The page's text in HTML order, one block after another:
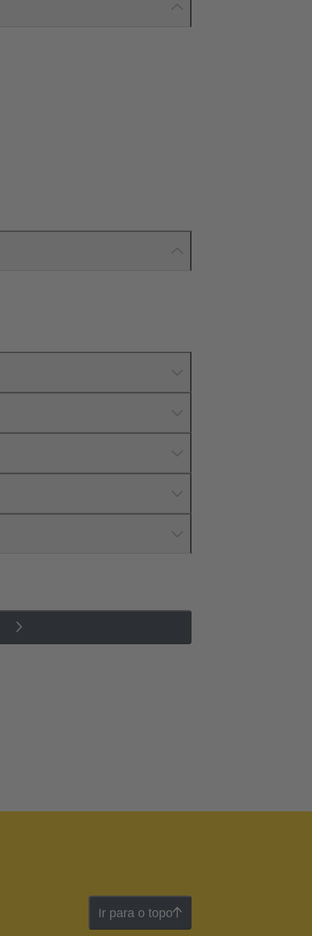
Ir para o topo